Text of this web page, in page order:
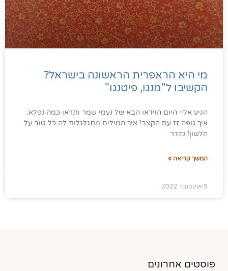
מי היא הראפרית הראשונה בישראל?
הקשיבו ל"מנגו, פיטנגו"
הגיע אליי היום הוידאו הבא של נעמי שמר ותראו כמה נפלא:
איך גופה זז עם הקצב! איך המילים מתגלגלות לה כל טוב על
הלשון! נהדר
המשך קריאה »
9 אוקטובר 2022
פוסטים אחרונים